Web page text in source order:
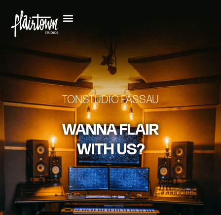
TONSTUDIO PASSAU
WANNA FLAIR
WITH US?